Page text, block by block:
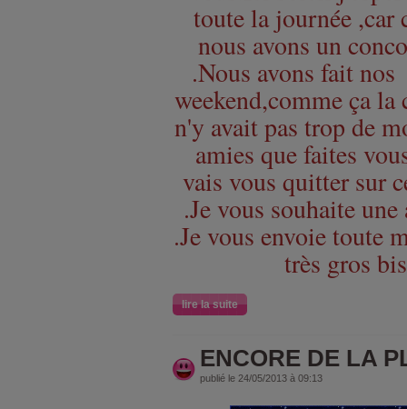
toute la journée ,car
nous avons un
.Nous avons fait
weekend,comme ça
n'y avait pas trop de
amies que faites
vais vous quitter sur
.Je vous souhaite
.Je vous envoie toute
très gros
lire la suite
ENCORE DE LA
publié le 24/05/2013 à 09:13